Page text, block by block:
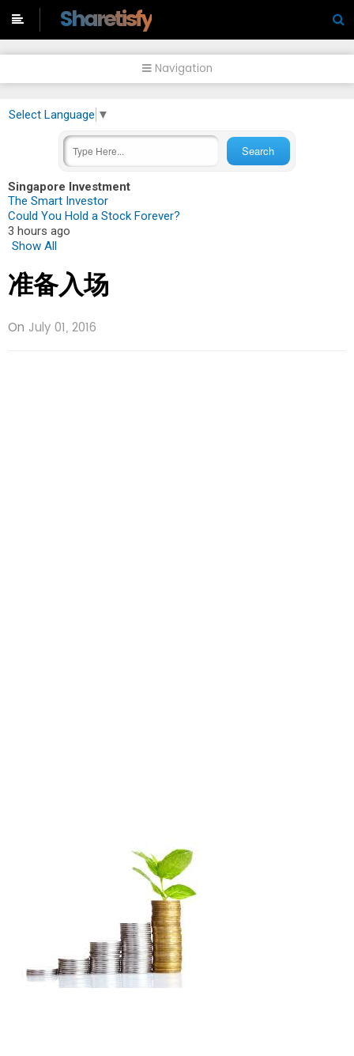
Sharetisfy
Navigation
Select Language ▼
Singapore Investment
The Smart Investor
Could You Hold a Stock Forever?
3 hours ago
Show All
准备入场
On July 01, 2016